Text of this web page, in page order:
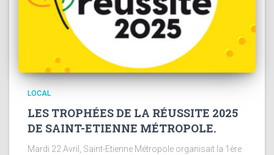
LOCAL
LES TROPHÉES DE LA RÉUSSITE 2025
DE SAINT-ETIENNE MÉTROPOLE.
Mardi 22 Avril, Saint-Etienne Métropole organisait la 1ère